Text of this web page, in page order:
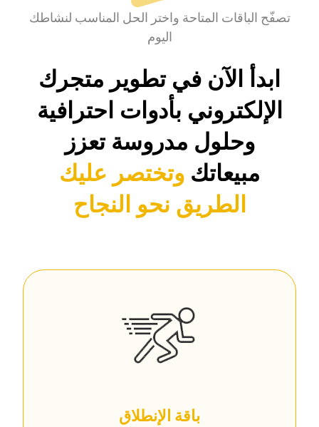
تصفّح الباقات المتاحة واختر الحل المناسب لنشاطك
اليوم
ابدأ الآن في تطوير متجرك
الإلكتروني بأدوات احترافية
وحلول مدروسة تعزز
مبيعاتك وتختصر عليك
الطريق نحو النجاح
باقة الإنطلاق